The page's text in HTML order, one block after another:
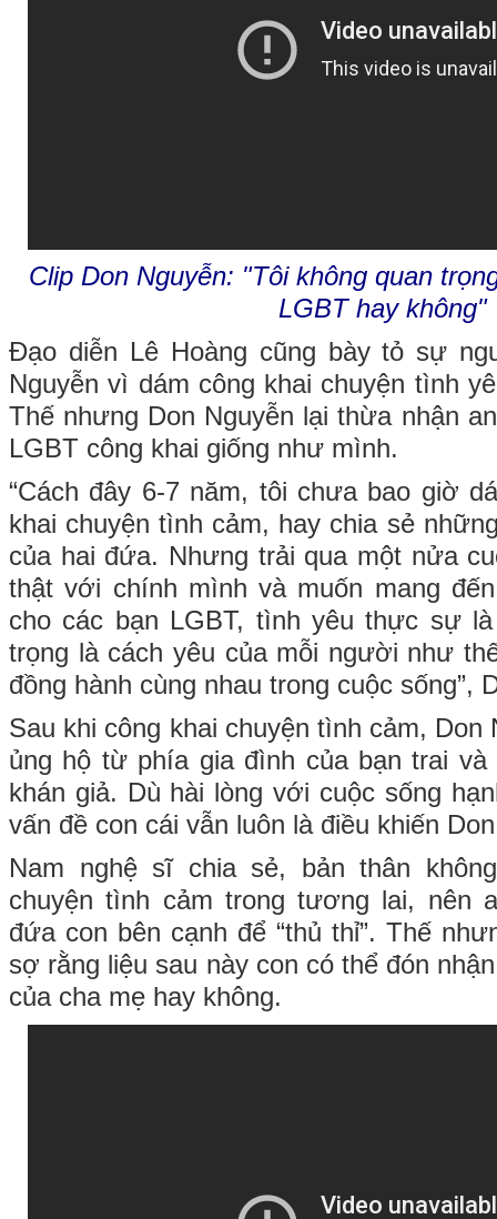
Clip Don Nguyễn: "Tôi không quan
LGBT hay không"
Đạo diễn Lê Hoàng cũng bày tỏ sự
Nguyễn vì dám công khai chuyện tình
Thế nhưng Don Nguyễn lại thừa nhận
LGBT công khai giống như mình.
“Cách đây 6-7 năm, tôi chưa bao giờ
khai chuyện tình cảm, hay chia sẻ
của hai đứa. Nhưng trải qua một nửa
thật với chính mình và muốn mang
cho các bạn LGBT, tình yêu thực sự
trọng là cách yêu của mỗi người như
đồng hành cùng nhau trong cuộc sống”,
Sau khi công khai chuyện tình cảm,
ủng hộ từ phía gia đình của bạn trai
khán giả. Dù hài lòng với cuộc sống
vấn đề con cái vẫn luôn là điều khiến
Nam nghệ sĩ chia sẻ, bản thân
chuyện tình cảm trong tương lai, nên
đứa con bên cạnh để “thủ thỉ”. Thế
sợ rằng liệu sau này con có thể đón
của cha mẹ hay không.